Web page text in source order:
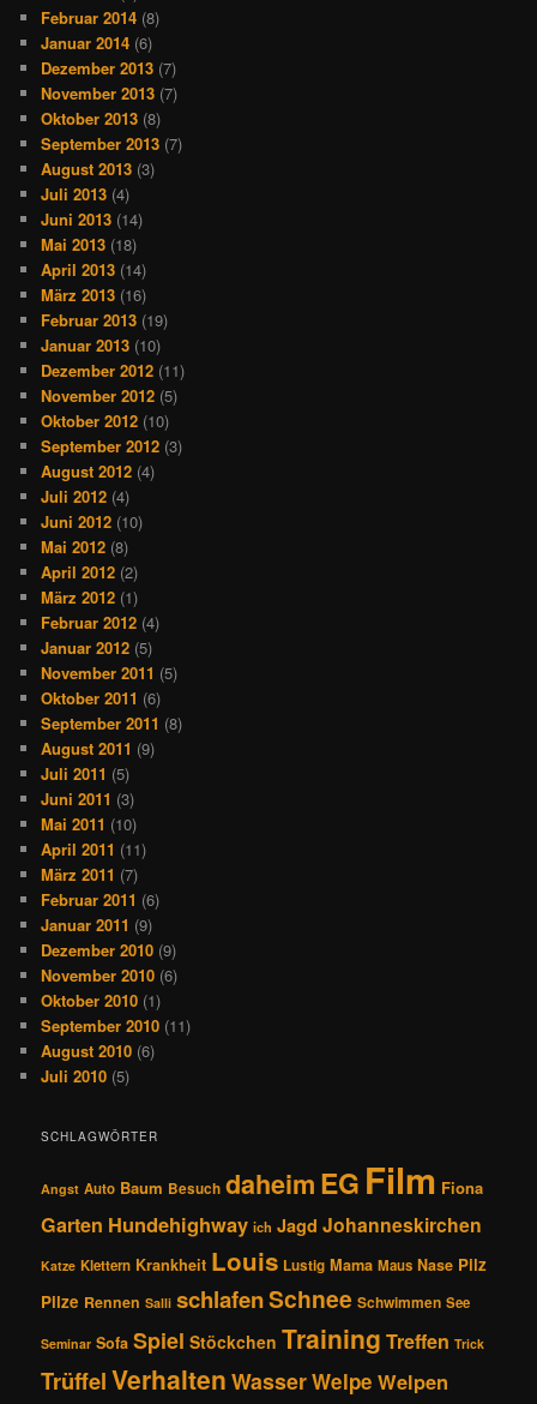
Februar 2014 (8)
Januar 2014 (6)
Dezember 2013 (7)
November 2013 (7)
Oktober 2013 (8)
September 2013 (7)
August 2013 (3)
Juli 2013 (4)
Juni 2013 (14)
Mai 2013 (18)
April 2013 (14)
März 2013 (16)
Februar 2013 (19)
Januar 2013 (10)
Dezember 2012 (11)
November 2012 (5)
Oktober 2012 (10)
September 2012 (3)
August 2012 (4)
Juli 2012 (4)
Juni 2012 (10)
Mai 2012 (8)
April 2012 (2)
März 2012 (1)
Februar 2012 (4)
Januar 2012 (5)
November 2011 (5)
Oktober 2011 (6)
September 2011 (8)
August 2011 (9)
Juli 2011 (5)
Juni 2011 (3)
Mai 2011 (10)
April 2011 (11)
März 2011 (7)
Februar 2011 (6)
Januar 2011 (9)
Dezember 2010 (9)
November 2010 (6)
Oktober 2010 (1)
September 2010 (11)
August 2010 (6)
Juli 2010 (5)
SCHLAGWÖRTER
Angst Auto Baum Besuch daheimEG Film Fiona
Garten Hundehighway ich Jagd Johanneskirchen
Katze Klettern Krankheit Louis Lustig Mama Maus Nase Pilz
Pilze Rennen Salli schlafenSchnee Schwimmen See
Seminar Sofa Spiel Stöckchen Training Treffen Trick
TrüffelVerhalten WasserWelpe Welpen